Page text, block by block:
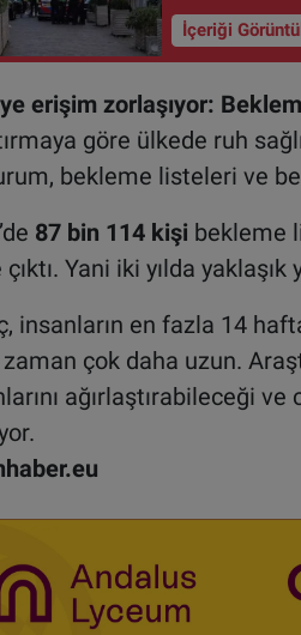
İçeriği
erişim zorlaşıyor:
göre ülkede ruh
bekleme listeleri ve
87 bin 114 kişi bekleme
çıktı. Yani iki yılda
insanların en fazla 14
çok daha uzun.
ağırlaştırabileceği